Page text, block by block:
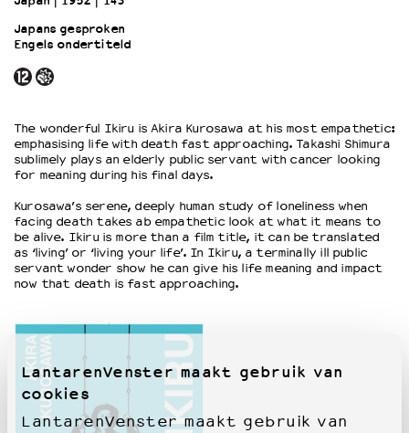
LantarenVenster maakt gebruik van
cookies
LantarenVenster maakt gebruik van
OVER LANTARENVENSTER
Wat we doen
Word vriend
Historie
Partners
Huisregels
Privacyverklaring
Integriteits- en gedragscode
Duurzaamheid
Culturele boycot Israël
Japans gesproken
Engels ondertiteld
The wonderful Ikiru is Akira Kurosawa at his most empathetic:
emphasising life with death fast approaching. Takashi Shimura
sublimely plays an elderly public servant with cancer looking
for meaning during his final days.
Kurosawa’s serene, deeply human study of loneliness when
facing death takes ab empathetic look at what it means to
be alive. Ikiru is more than a film title, it can be translated
as ‘living’ or ‘living your life’. In Ikiru, a terminally ill public
servant wonder show he can give his life meaning and impact
now that death is fast approaching.